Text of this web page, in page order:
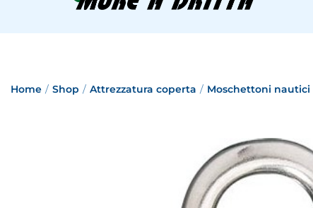
Home / Shop / Attrezzatura coperta / Moschettoni nautici